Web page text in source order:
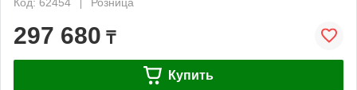
297 680 ₸
Купить